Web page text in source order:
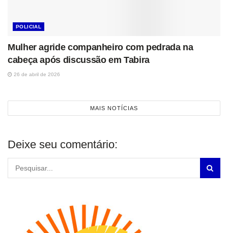
POLICIAL
Mulher agride companheiro com pedrada na
cabeça após discussão em Tabira
26 de abril de 2026
MAIS NOTÍCIAS
Deixe seu comentário: